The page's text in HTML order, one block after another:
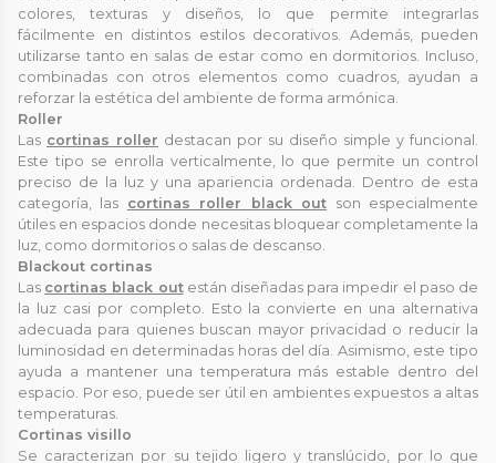
colores, texturas y diseños, lo que permite integrarlas
fácilmente en distintos estilos decorativos. Además, pueden
utilizarse tanto en salas de estar como en dormitorios. Incluso,
combinadas con otros elementos como cuadros, ayudan a
reforzar la estética del ambiente de forma armónica.
Roller
Las cortinas roller destacan por su diseño simple y funcional.
Este tipo se enrolla verticalmente, lo que permite un control
preciso de la luz y una apariencia ordenada. Dentro de esta
categoría, las cortinas roller black out son especialmente
útiles en espacios donde necesitas bloquear completamente la
luz, como dormitorios o salas de descanso.
Blackout cortinas
Las cortinas black outestán diseñadas para impedir el paso de
la luz casi por completo. Esto la convierte en una alternativa
adecuada para quienes buscan mayor privacidad o reducir la
luminosidad en determinadas horas del día. Asimismo, este tipo
ayuda a mantener una temperatura más estable dentro del
espacio. Por eso, puede ser útil en ambientes expuestos a altas
temperaturas.
Cortinas visillo
Se caracterizan por su tejido ligero y translúcido, por lo que